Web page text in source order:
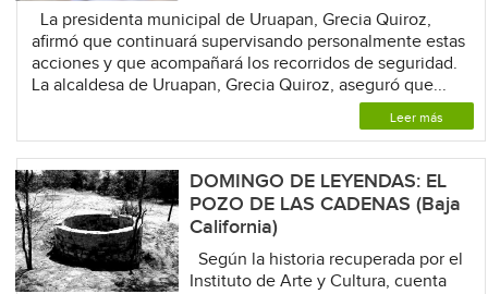
La presidenta municipal de Uruapan, Grecia Quiroz,
afirmó que continuará supervisando personalmente estas
acciones y que acompañará los recorridos de seguridad.
La alcaldesa de Uruapan, Grecia Quiroz, aseguró que...
Leer más
DOMINGO DE LEYENDAS: EL
POZO DE LAS CADENAS (Baja
California)
Según la historia recuperada por el
Instituto de Arte y Cultura, cuenta